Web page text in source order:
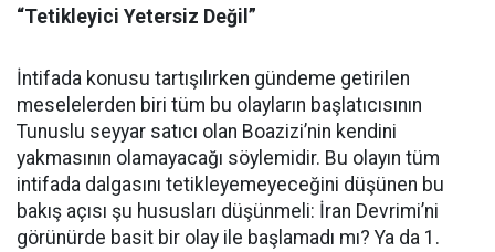
“Tetikleyici Yetersiz Değil”
İntifada konusu tartışılırken gündeme getirilen
meselelerden biri tüm bu olayların başlatıcısının
Tunuslu seyyar satıcı olan Boazizi’nin kendini
yakmasının olamayacağı söylemidir. Bu olayın tüm
intifada dalgasını tetikleyemeyeceğini düşünen bu
bakış açısı şu hususları düşünmeli: İran Devrimi’ni
görünürde basit bir olay ile başlamadı mı? Ya da 1.